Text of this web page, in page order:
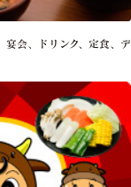
宴会、ドリンク、定食、デ